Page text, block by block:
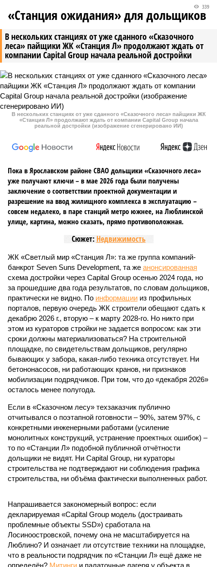
В нескольких станциях от уже сданного «Сказочного
леса» пайщики ЖК «Станция Л» продолжают ждать от
компании Capital Group начала реальной достройки
339
«Станция ожидания» для дольщиков
В нескольких станциях от уже сданного «Сказочного леса» пайщики ЖК
«Станция Л» продолжают ждать от компании Capital Group начала
реальной достройки (изображение сгенерировано ИИ)
Пока в Ярославском районе СВАО дольщики «Сказочного леса»
уже получают ключи – в мае 2026 года были получены
заключение о соответствии проектной документации и
разрешение на ввод жилищного комплекса в эксплуатацию –
совсем недалеко, в паре станций метро южнее, на Люблинской
улице, картина, можно сказать, прямо противоположная.
Сюжет: Недвижимость
ЖК «Светлый мир «Станция Л»: та же группа компаний-
банкрот Seven Suns Development, та же анонсированная
схема достройки через Capital Group осенью 2024 года, но
за прошедшие два года результатов, по словам дольщиков,
практически не видно. По информации из профильных
порталов, первую очередь ЖК строители обещают сдать к
декабрю 2026 г., вторую – к марту 2028-го. Но никто при
этом из кураторов стройки не задается вопросом: как эти
сроки должны материализоваться? На строительной
площадке, по свидетельствам дольщиков, регулярно
бывающих у забора, какая-либо техника отсутствует. Ни
бетононасосов, ни работающих кранов, ни признаков
мобилизации подрядчиков. При том, что до «декабря 2026»
осталось менее полугода.
Если в «Сказочном лесу» техзаказчик публично
отчитывался о поэтапной готовности – 90%, затем 97%, с
конкретными инженерными работами (усиление
монолитных конструкций, устранение проектных ошибок) –
то по «Станции Л» подобной публичной отчётности
дольщики не видят. Ни Capital Group, ни кураторы
строительства не подтверждают ни соблюдения графика
строительства, ни объёма фактически выполненных работ.
Напрашивается закономерный вопрос: если
декларируемая «Capital Group модель (достраивать
проблемные объекты SSD») сработала на
Лосиноостровской, почему она не масштабируется на
Люблино? И означает ли отсутствие техники на площадке,
что в реальности подрядчик по «Станции Л» ещё даже не
определён? Митинги и палаточные лагеря у объекта в